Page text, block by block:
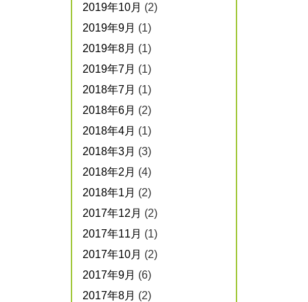
2019年10月 (2)
2019年9月 (1)
2019年8月 (1)
2019年7月 (1)
2018年7月 (1)
2018年6月 (2)
2018年4月 (1)
2018年3月 (3)
2018年2月 (4)
2018年1月 (2)
2017年12月 (2)
2017年11月 (1)
2017年10月 (2)
2017年9月 (6)
2017年8月 (2)